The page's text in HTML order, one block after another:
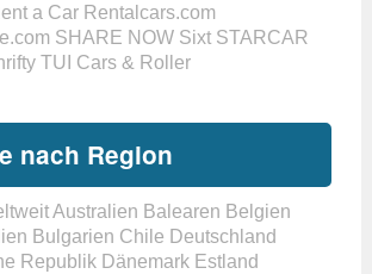
a Car Rentalcars.com
SHARE NOW Sixt STARCAR
TUI Cars & Roller
nach Region
Australien Balearen Belgien
Bulgarien Chile Deutschland
Republik Dänemark Estland